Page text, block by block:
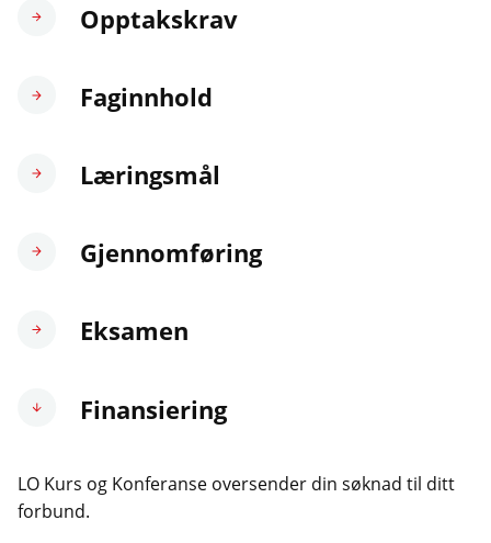
Opptakskrav
Faginnhold
Læringsmål
Gjennomføring
Eksamen
Finansiering
LO Kurs og Konferanse oversender din søknad til ditt
forbund.